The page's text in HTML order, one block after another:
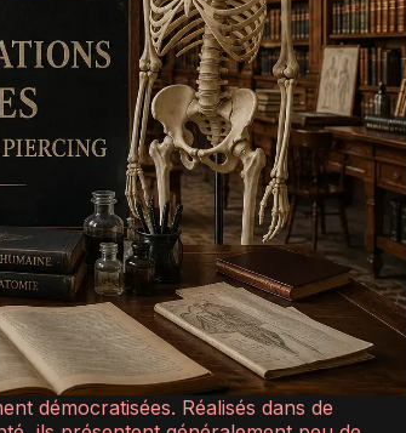
démocratisées. Réalisés dans de